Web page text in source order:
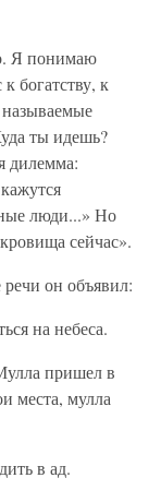
Я понимаю
богатству, к
ты идешь?
дилемма:
люди...» Но
сейчас».
он объявил:
на небеса.
пришел в
места, мулла
в ад.